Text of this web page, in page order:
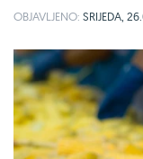
OBJAVLJENO: SRIJEDA,